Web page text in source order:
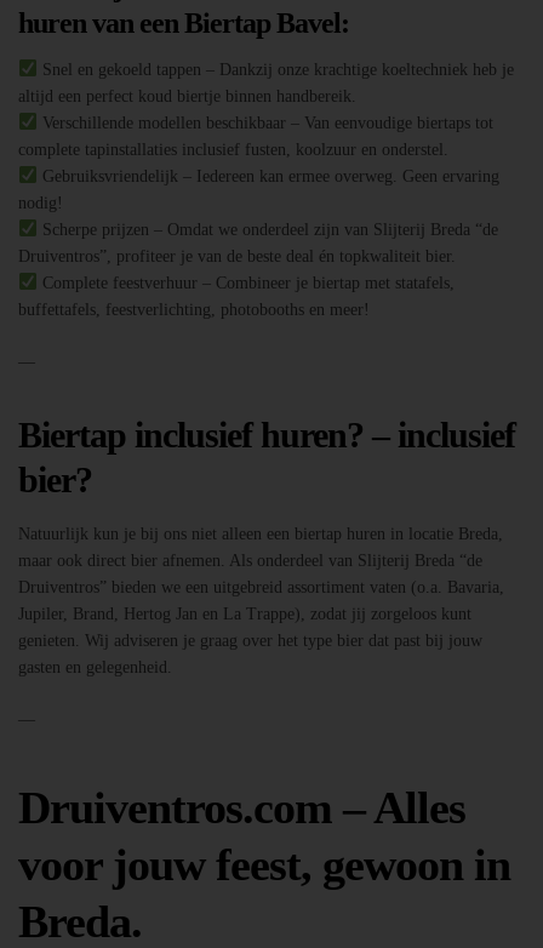
huren van een Biertap Bavel:
Snel en gekoeld tappen – Dankzij onze krachtige koeltechniek heb je
altijd een perfect koud biertje binnen handbereik.
Verschillende modellen beschikbaar – Van eenvoudige biertaps tot
complete tapinstallaties inclusief fusten, koolzuur en onderstel.
Gebruiksvriendelijk – Iedereen kan ermee overweg. Geen ervaring
nodig!
Scherpe prijzen – Omdat we onderdeel zijn van Slijterij Breda “de
Druiventros”, profiteer je van de beste deal én topkwaliteit bier.
Complete feestverhuur – Combineer je biertap met statafels,
buffettafels, feestverlichting, photobooths en meer!
—
Biertap inclusief huren? – inclusief
bier?
Natuurlijk kun je bij ons niet alleen een biertap huren in locatie Breda,
maar ook direct bier afnemen. Als onderdeel van Slijterij Breda “de
Druiventros” bieden we een uitgebreid assortiment vaten (o.a. Bavaria,
Jupiler, Brand, Hertog Jan en La Trappe), zodat jij zorgeloos kunt
genieten. Wij adviseren je graag over het type bier dat past bij jouw
gasten en gelegenheid.
—
Druiventros.com – Alles
voor jouw feest, gewoon in
Breda.